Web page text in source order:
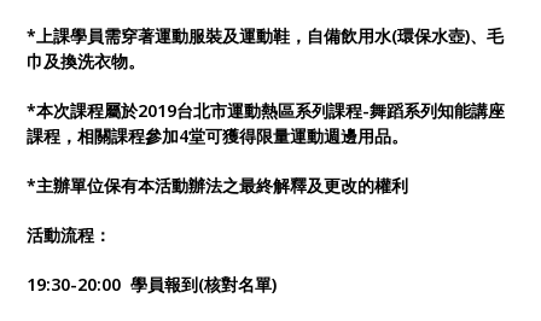
*上課學員需穿著運動服裝及運動鞋，自備飲用水(環保水壺)、毛
巾及換洗衣物。
*本次課程屬於2019台北市運動熱區系列課程-舞蹈系列知能講座
課程，相關課程參加4堂可獲得限量運動週邊用品。
*主辦單位保有本活動辦法之最終解釋及更改的權利
活動流程：
19:30-20:00 學員報到(核對名單)